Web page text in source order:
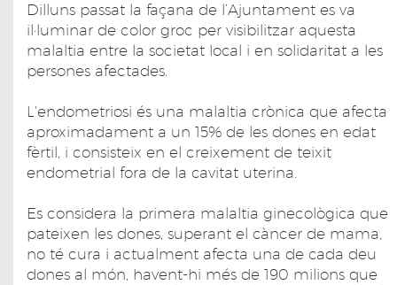
Dilluns passat la façana de l’Ajuntament es va
il·luminar de color groc per visibilitzar aquesta
malaltia entre la societat local i en solidaritat a les
persones afectades.
L'endometriosi és una malaltia crònica que afecta
aproximadament a un 15% de les dones en edat
fèrtil, i consisteix en el creixement de teixit
endometrial fora de la cavitat uterina.
Es considera la primera malaltia ginecològica que
pateixen les dones, superant el càncer de mama,
no té cura i actualment afecta una de cada deu
dones al món, havent-hi més de 190 milions que